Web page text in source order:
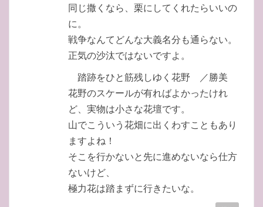
同じ撒くなら、栗にしてくれたらいいの
に。
戦争なんてどんな大義名分も通らない。
正気の沙汰ではないですよ。
踏跡をひと筋残しゆく花野 ／勝美
花野のスケールが有ればよかったけれ
ど、実物は小さな花壇です。
山でこういう花畑に出くわすこともあり
ますよね！
そこを行かないと先に進めないなら仕方
ないけど、
極力花は踏まずに行きたいな。